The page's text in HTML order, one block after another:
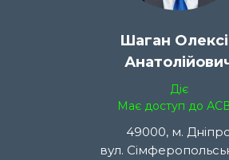
Шаган
Діє
Має доступ до
49000, м.
вул.